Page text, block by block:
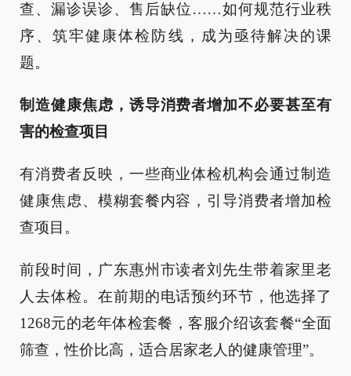
查、漏诊误诊、售后缺位……如何规范行业秩
序、筑牢健康体检防线，成为亟待解决的课
题。
制造健康焦虑，诱导消费者增加不必要甚至有
害的检查项目
有消费者反映，一些商业体检机构会通过制造
健康焦虑、模糊套餐内容，引导消费者增加检
查项目。
前段时间，广东惠州市读者刘先生带着家里老
人去体检。在前期的电话预约环节，他选择了
1268元的老年体检套餐，客服介绍该套餐“全面
筛查，性价比高，适合居家老人的健康管理”。